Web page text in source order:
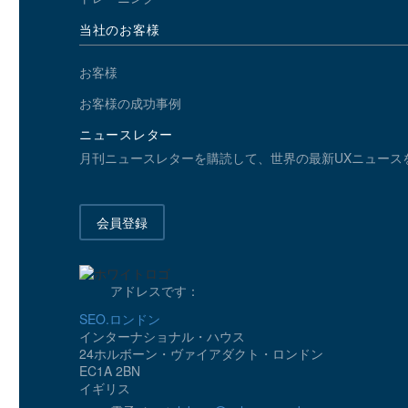
当社のお客様
お客様
お客様の成功事例
ニュースレター
月刊ニュースレターを購読して、世界の最新UXニュース
会員登録
アドレスです：
SEO.ロンドン
インターナショナル・ハウス
24ホルボーン・ヴァイアダクト・ロンドン
EC1A 2BN
イギリス